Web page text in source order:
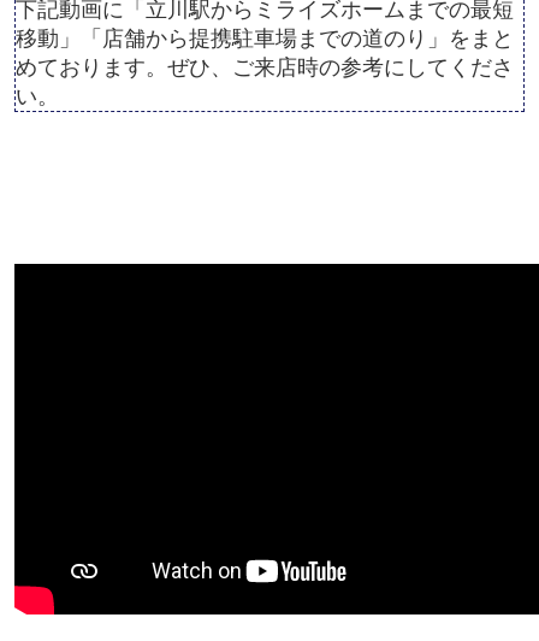
下記動画に「立川駅からミライズホームまでの最短
移動」「店舗から提携駐車場までの道のり」をまと
めております。ぜひ、ご来店時の参考にしてくださ
い。